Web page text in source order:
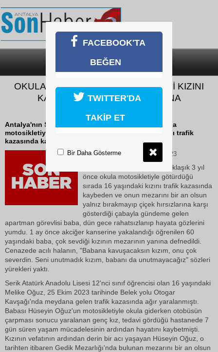
SON DAKİKA
OKULA GÖTÜRDÜĞÜ 16 YAŞINDAKİ KIZINI
KAZADA KAYBETMİŞTİ: ACISINA
Antalya'nın Serik ilçesinde yaklaşık 3 yıl önce okula
motosikletiyle götürdüğü sırada 16 yaşındaki kızını trafik
kazasında kaybeden ve onun mezarını...
10 Haziran 2026 Çarşamba 13:23
Antalya'nın Serik ilçesinde yaklaşık 3 yıl
önce okula motosikletiyle götürdüğü
sırada 16 yaşındaki kızını trafik kazasında
kaybeden ve onun mezarını bir an olsun
yalnız bırakmayıp çiçek hırsızlarına karşı
gösterdiği çabayla gündeme gelen
apartman görevlisi baba, dün gece rahatsızlanıp hayata gözlerini
yumdu. 1 ay önce akciğer kanserine yakalandığı öğrenilen 60
yaşındaki baba, çok sevdiği kızının mezarının yanına defnedildi.
Cenazede acılı halanın, "Babana kavuşacaksın kızım, onu çok
severdin. Seni unutmadık kızım, babanı da unutmayacağız" sözleri
yürekleri yaktı.
Serik Atatürk Anadolu Lisesi 12'nci sınıf öğrencisi olan 16 yaşındaki
Melike Oğuz, 25 Ekim 2023 tarihinde Belek yolu Otogar
Kavşağı'nda meydana gelen trafik kazasında ağır yaralanmıştı.
Babası Hüseyin Oğuz'un motosikletiyle okula giderken otobüsün
çarpması sonucu yaralanan genç kız, tedavi gördüğü hastanede 7
gün süren yaşam mücadelesinin ardından hayatını kaybetmişti.
Kızının vefatının ardından derin bir acı yaşayan Hüseyin Oğuz, o
tarihten itibaren Gedik Mezarlığı'nda bulunan mezarını bir an olsun
FACEBOOK'TA
BEĞEN
TWITTER'DA
TAKİP ET
Bir Daha Gösterme